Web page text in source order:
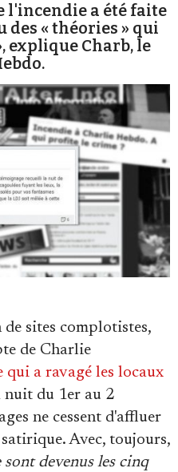
à Vera
l'incendie a été faite
des « théories » qui
explique Charb, le
sites complotistes,
de Charlie
qui a ravagé les locaux
nuit du 1er au 2
ne cessent d'affluer
Avec, toujours,
sont devenus les cinq